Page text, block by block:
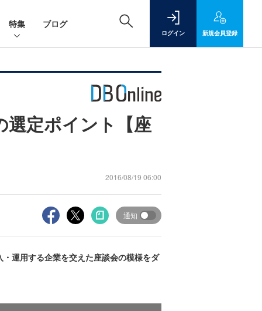
特集 ブログ
ログイン 新規会員登録
選定ポイント【座
2016/08/19 06:00
通知
運用する企業を交えた座談会の模様をダ